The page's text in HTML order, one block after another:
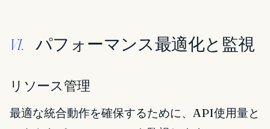
VI. パフォーマンス最適化と監視
リソース管理
最適な統合動作を確保するために、API使用量と